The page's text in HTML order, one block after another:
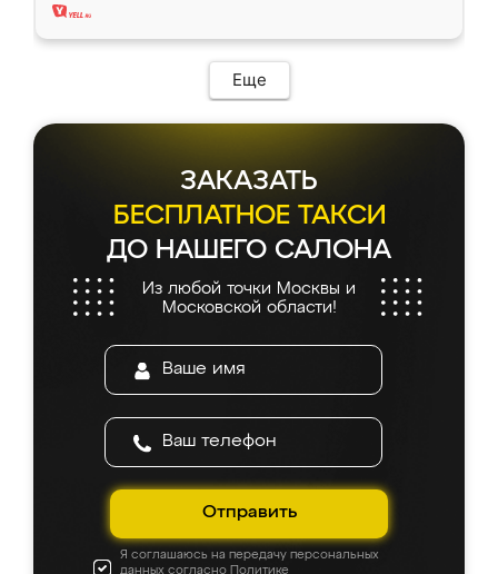
Еще
ЗАКАЗАТЬ
БЕСПЛАТНОЕ ТАКСИ
ДО НАШЕГО САЛОНА
Из любой точки Москвы и
Московской области!
Отправить
Я соглашаюсь на передачу персональных
данных согласно Политике